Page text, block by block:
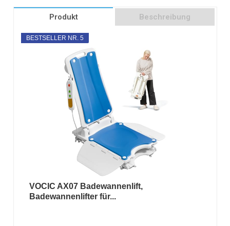
Produkt Beschreibung
BESTSELLER NR. 5
VOCIC AX07 Badewannenlift,
Badewannenlifter für...